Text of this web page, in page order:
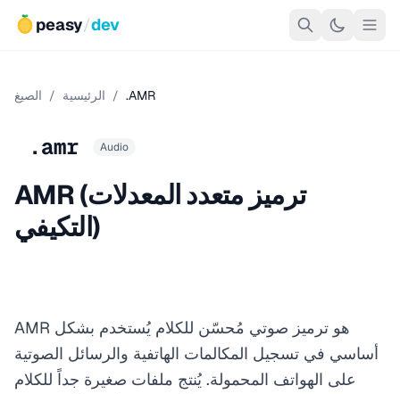
peasy/dev
الرئيسية / الصيغ / .AMR
.amr Audio
AMR (ترميز متعدد المعدلات
التكيفي)
AMR هو ترميز صوتي مُحسّن للكلام يُستخدم بشكل
أساسي في تسجيل المكالمات الهاتفية والرسائل الصوتية
على الهواتف المحمولة. يُنتج ملفات صغيرة جداً للكلام